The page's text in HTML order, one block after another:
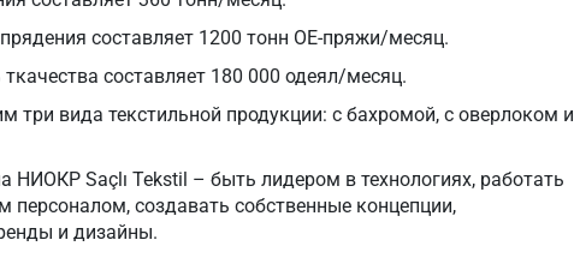
составляет 1200 тонн OE-пряжи/месяц.
составляет 180 000 одеял/месяц.
три вида текстильной продукции: с бахромой, с оверлоком и
НИОКР Saçlı Tekstil – быть лидером в технологиях, работать
создавать собственные концепции,
и дизайны.